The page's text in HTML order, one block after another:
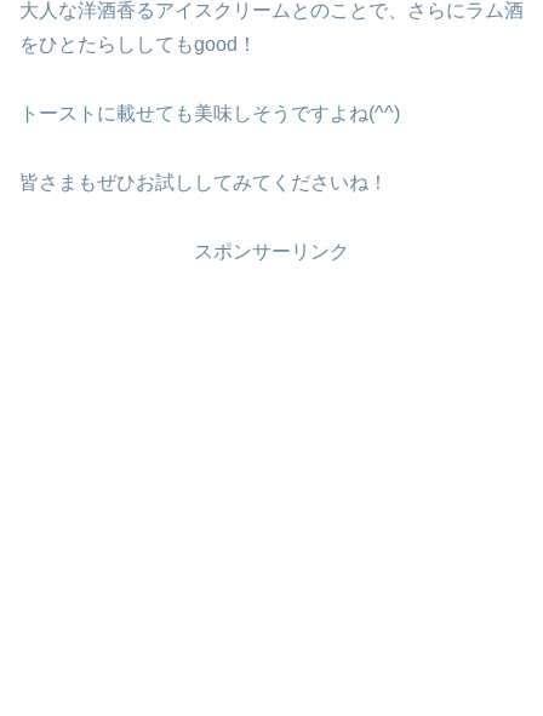
大人な洋酒香るアイスクリームとのことで、さらにラム酒
をひとたらししてもgood！
トーストに載せても美味しそうですよね(^^)
皆さまもぜひお試ししてみてくださいね！
スポンサーリンク